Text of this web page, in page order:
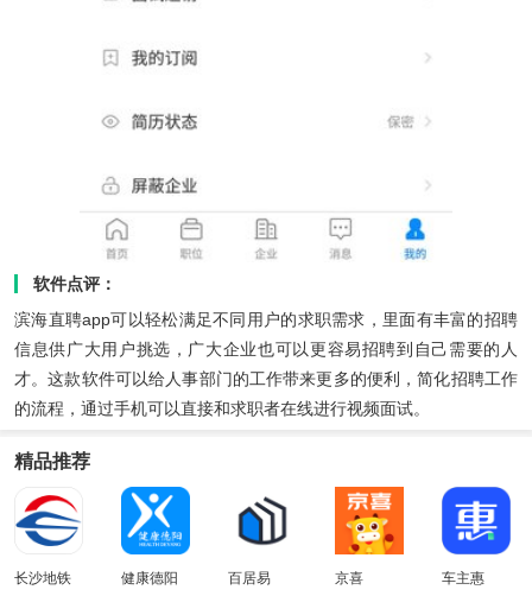
软件点评：
滨海直聘app可以轻松满足不同用户的求职需求，里面有丰富的招聘
信息供广大用户挑选，广大企业也可以更容易招聘到自己需要的人
才。这款软件可以给人事部门的工作带来更多的便利，简化招聘工作
的流程，通过手机可以直接和求职者在线进行视频面试。
精品推荐
长沙地铁 健康德阳 百居易 京喜 车主惠